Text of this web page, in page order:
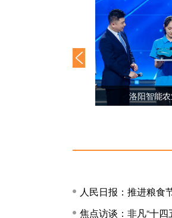
中国林业科学
人民日报：推进粮食
焦点访谈：非凡“十四